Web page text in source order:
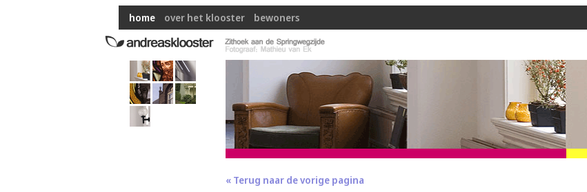
home over het klooster bewoners
« Terug naar de vorige pagina